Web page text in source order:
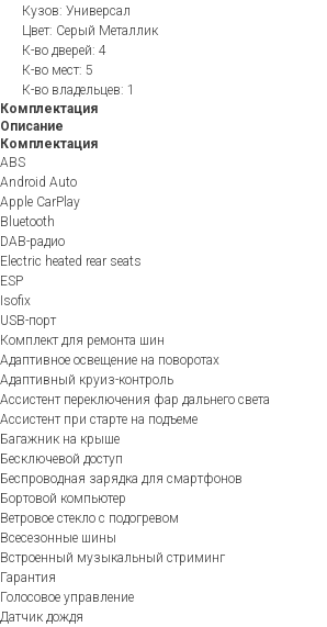
Кузов: Универсал
Цвет: Серый Металлик
К-во дверей: 4
К-во мест: 5
К-во владельцев: 1
Комплектация
Описание
Комплектация
ABS
Android Auto
Apple CarPlay
Bluetooth
DAB-радио
Electric heated rear seats
ESP
Isofix
USB-порт
Комплект для ремонта шин
Адаптивное освещение на поворотах
Адаптивный круиз-контроль
Ассистент переключения фар дальнего света
Ассистент при старте на подъеме
Багажник на крыше
Бесключевой доступ
Беспроводная зарядка для смартфонов
Бортовой компьютер
Ветровое стекло с подогревом
Всесезонные шины
Встроенный музыкальный стриминг
Гарантия
Голосовое управление
Датчик дождя